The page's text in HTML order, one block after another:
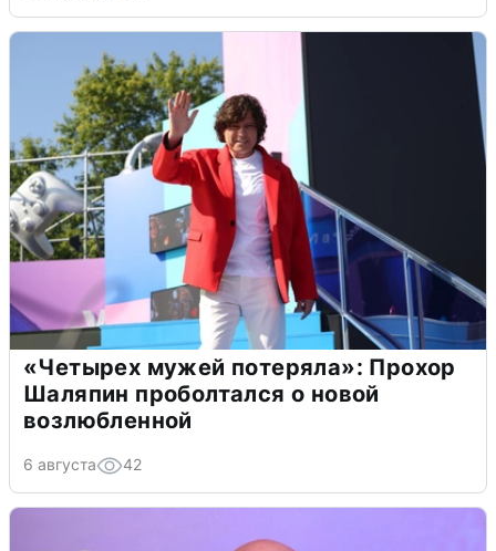
«Четырех мужей потеряла»: Прохор
Шаляпин проболтался о новой
возлюбленной
6 августа 42